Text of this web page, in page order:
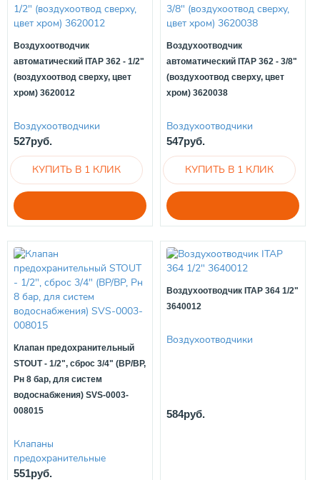
Воздухоотводчик
автоматический ITAP 362 - 1/2"
(воздухоотвод сверху, цвет
хром) 3620012
Воздухоотводчики
527руб.
Воздухоотводчик
автоматический ITAP 362 - 3/8"
(воздухоотвод сверху, цвет
хром) 3620038
Воздухоотводчики
547руб.
Клапан предохранительный
STOUT - 1/2", сброс 3/4" (ВР/ВР,
Рн 8 бар, для систем
водоснабжения) SVS-0003-
008015
Клапаны
предохранительные
551руб.
Воздухоотводчик ITAP 364 1/2"
3640012
Воздухоотводчики
584руб.